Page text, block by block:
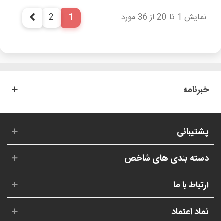
نمایش 1 تا 20 از 36 مورد 1
2 بعدی
خبرنامه
پشتیبانی
دسته بندی های شاخص
ارتباط با ما
نماد اعتماد